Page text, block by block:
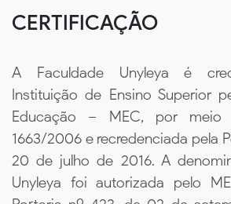
CERTIFICAÇÃO
A Faculdade Unyleya é
Instituição de Ensino Superior
Educação – MEC, por meio
1663/2006 e recredenciada pela
20 de julho de 2016. A
Unyleya foi autorizada pelo